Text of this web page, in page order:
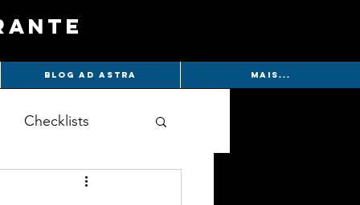
Blog Ad Astra Mais...
Checklists